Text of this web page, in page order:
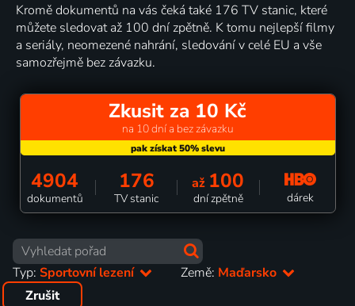
Kromě dokumentů na vás čeká také 176 TV stanic, které
můžete sledovat až 100 dní zpětně. K tomu nejlepší filmy
a seriály, neomezené nahrání, sledování v celé EU a vše
samozřejmě bez závazku.
Zkusit za 10 Kč
na 10 dní a bez závazku
4904
dokumentů
176
TV stanic
až 100
dní zpětně dárek
Typ: Sportovní lezení Země: Maďarsko
Zrušit